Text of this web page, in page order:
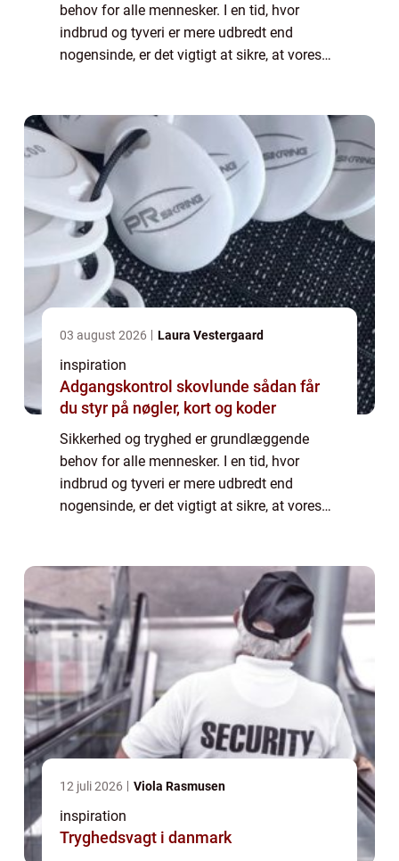
behov for alle mennesker. I en tid, hvor
indbrud og tyveri er mere udbredt end
nogensinde, er det vigtigt at sikre, at vores
ultimative ...
03 august 2026 Laura Vestergaard
inspiration
Adgangskontrol skovlunde sådan får
du styr på nøgler, kort og koder
Sikkerhed og tryghed er grundlæggende
behov for alle mennesker. I en tid, hvor
indbrud og tyveri er mere udbredt end
nogensinde, er det vigtigt at sikre, at vores
ultimative ...
12 juli 2026 Viola Rasmusen
inspiration
Tryghedsvagt i danmark